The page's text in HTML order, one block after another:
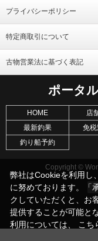
プライバシーポリシー
特定商取引について
古物営業法に基づく表記
ポータ
HOME 店
最新釣果
免
釣り船予約
Copyright ©
弊社はCookieを利用し
に努めております。「
クしていただくと、お
提供することが可能と
利用については、 こち